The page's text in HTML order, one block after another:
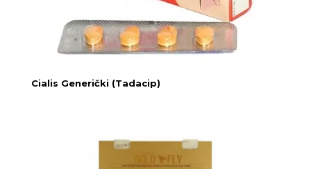
Cialis Generički (Tadacip)